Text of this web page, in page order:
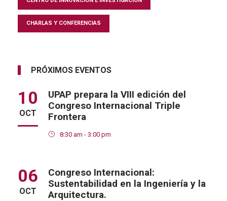
CHARLAS Y CONFERENCIAS
PRÓXIMOS EVENTOS
10
OCT
UPAP prepara la VIII edición del
Congreso Internacional Triple
Frontera
8:30 am - 3:00 pm
06
OCT
Congreso Internacional:
Sustentabilidad en la Ingeniería y la
Arquitectura.